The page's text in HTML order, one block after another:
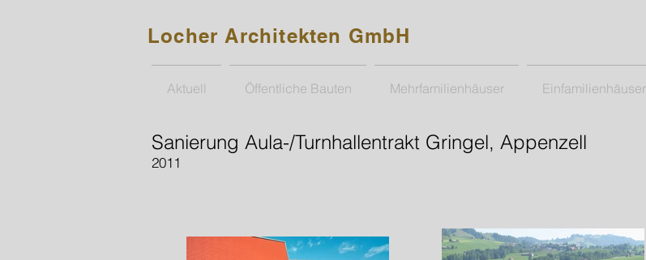
Locher Architekten GmbH
Aktuell Öffentliche Bauten Mehrfamilienhäuser Einfamilienhäuser
Sanierung Aula-/Turnhallentrakt Gringel, Appenzell
2011